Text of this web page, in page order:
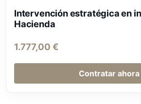
Intervención estratégica en
Hacienda
1.777,00 €
Contratar ahora